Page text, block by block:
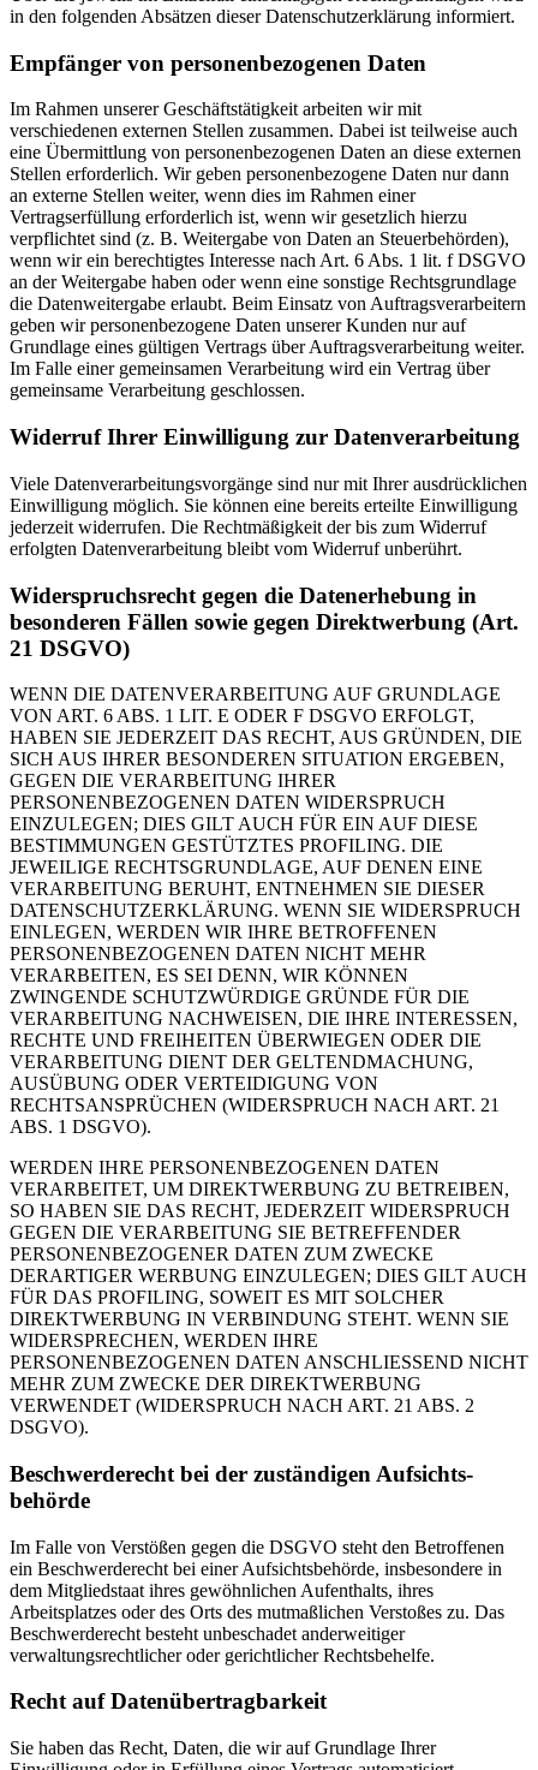
in den folgenden Absätzen dieser Datenschutzerklärung informiert.
Empfänger von personenbezogenen Daten
Im Rahmen unserer Geschäftstätigkeit arbeiten wir mit
verschiedenen externen Stellen zusammen. Dabei ist teilweise auch
eine Übermittlung von personenbezogenen Daten an diese externen
Stellen erforderlich. Wir geben personenbezogene Daten nur dann
an externe Stellen weiter, wenn dies im Rahmen einer
Vertragserfüllung erforderlich ist, wenn wir gesetzlich hierzu
verpflichtet sind (z. B. Weitergabe von Daten an Steuerbehörden),
wenn wir ein berechtigtes Interesse nach Art. 6 Abs. 1 lit. f DSGVO
an der Weitergabe haben oder wenn eine sonstige Rechtsgrundlage
die Datenweitergabe erlaubt. Beim Einsatz von Auftragsverarbeitern
geben wir personenbezogene Daten unserer Kunden nur auf
Grundlage eines gültigen Vertrags über Auftragsverarbeitung weiter.
Im Falle einer gemeinsamen Verarbeitung wird ein Vertrag über
gemeinsame Verarbeitung geschlossen.
Widerruf Ihrer Einwilligung zur Datenverarbeitung
Viele Datenverarbeitungsvorgänge sind nur mit Ihrer ausdrücklichen
Einwilligung möglich. Sie können eine bereits erteilte Einwilligung
jederzeit widerrufen. Die Rechtmäßigkeit der bis zum Widerruf
erfolgten Datenverarbeitung bleibt vom Widerruf unberührt.
Widerspruchsrecht gegen die Datenerhebung in
besonderen Fällen sowie gegen Direktwerbung (Art.
21 DSGVO)
WENN DIE DATENVERARBEITUNG AUF GRUNDLAGE
VON ART. 6 ABS. 1 LIT. E ODER F DSGVO ERFOLGT,
HABEN SIE JEDERZEIT DAS RECHT, AUS GRÜNDEN, DIE
SICH AUS IHRER BESONDEREN SITUATION ERGEBEN,
GEGEN DIE VERARBEITUNG IHRER
PERSONENBEZOGENEN DATEN WIDERSPRUCH
EINZULEGEN; DIES GILT AUCH FÜR EIN AUF DIESE
BESTIMMUNGEN GESTÜTZTES PROFILING. DIE
JEWEILIGE RECHTSGRUNDLAGE, AUF DENEN EINE
VERARBEITUNG BERUHT, ENTNEHMEN SIE DIESER
DATENSCHUTZERKLÄRUNG. WENN SIE WIDERSPRUCH
EINLEGEN, WERDEN WIR IHRE BETROFFENEN
PERSONENBEZOGENEN DATEN NICHT MEHR
VERARBEITEN, ES SEI DENN, WIR KÖNNEN
ZWINGENDE SCHUTZWÜRDIGE GRÜNDE FÜR DIE
VERARBEITUNG NACHWEISEN, DIE IHRE INTERESSEN,
RECHTE UND FREIHEITEN ÜBERWIEGEN ODER DIE
VERARBEITUNG DIENT DER GELTENDMACHUNG,
AUSÜBUNG ODER VERTEIDIGUNG VON
RECHTSANSPRÜCHEN (WIDERSPRUCH NACH ART. 21
ABS. 1 DSGVO).
WERDEN IHRE PERSONENBEZOGENEN DATEN
VERARBEITET, UM DIREKTWERBUNG ZU BETREIBEN,
SO HABEN SIE DAS RECHT, JEDERZEIT WIDERSPRUCH
GEGEN DIE VERARBEITUNG SIE BETREFFENDER
PERSONENBEZOGENER DATEN ZUM ZWECKE
DERARTIGER WERBUNG EINZULEGEN; DIES GILT AUCH
FÜR DAS PROFILING, SOWEIT ES MIT SOLCHER
DIREKTWERBUNG IN VERBINDUNG STEHT. WENN SIE
WIDERSPRECHEN, WERDEN IHRE
PERSONENBEZOGENEN DATEN ANSCHLIESSEND NICHT
MEHR ZUM ZWECKE DER DIREKTWERBUNG
VERWENDET (WIDERSPRUCH NACH ART. 21 ABS. 2
DSGVO).
Beschwerde­recht bei der zuständigen Aufsichts­
behörde
Im Falle von Verstößen gegen die DSGVO steht den Betroffenen
ein Beschwerderecht bei einer Aufsichtsbehörde, insbesondere in
dem Mitgliedstaat ihres gewöhnlichen Aufenthalts, ihres
Arbeitsplatzes oder des Orts des mutmaßlichen Verstoßes zu. Das
Beschwerderecht besteht unbeschadet anderweitiger
verwaltungsrechtlicher oder gerichtlicher Rechtsbehelfe.
Recht auf Daten­übertrag­barkeit
Sie haben das Recht, Daten, die wir auf Grundlage Ihrer